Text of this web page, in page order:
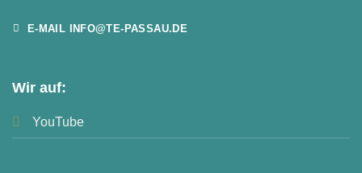
E-MAIL INFO@TE-PASSAU.DE
Wir auf:
YouTube